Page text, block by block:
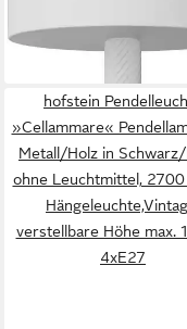
54,99 €
hofstein
»Cellammare«
Metall/Holz in
ohne Leuchtmittel, 2700
verstellbare Höhe max.
4xE27